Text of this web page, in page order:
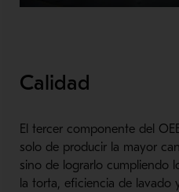
Calidad
El tercer componente del
solo de producir la mayor
sino de lograrlo cumpliendo
la torta, eficiencia de lavado